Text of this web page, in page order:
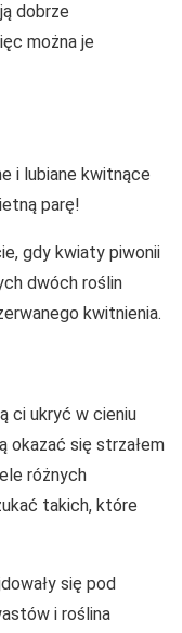
dobrze
można je
i lubiane kwitnące
parę!
gdy kwiaty piwonii
dwóch roślin
kwitnienia.
ci ukryć w cieniu
okazać się strzałem
różnych
takich, które
się pod
i roślina